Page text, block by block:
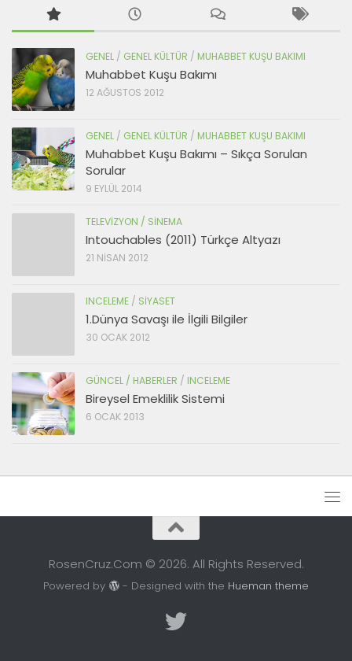
GENEL / GENEL KÜLTÜR / MUHABBET KUŞU BAKIMI
Muhabbet Kuşu Bakımı
12 AĞUSTOS 2012
GENEL / GENEL KÜLTÜR / MUHABBET KUŞU BAKIMI
Muhabbet Kuşu Bakımı – Sıkça Sorulan
Sorular
9 EYLÜL 2014
TELEVIZYON / SINEMA
Intouchables (2011) Türkçe Altyazı
21 NISAN 2012
INCELEME / SIYASET
1.Dünya Savaşı ile İlgili Bilgiler
30 OCAK 2012
GÜNCEL / HABERLER / INCELEME
Bireysel Emeklilik Sistemi
6 OCAK 2013
RosenCruz.Com © 2026. All Rights Reserved.
Powered by - Designed with the Hueman theme